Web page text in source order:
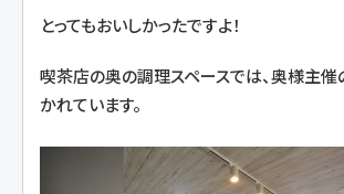
とってもおいしかったですよ！
喫茶店の奥の調理スペースでは、奥様主
かれています。